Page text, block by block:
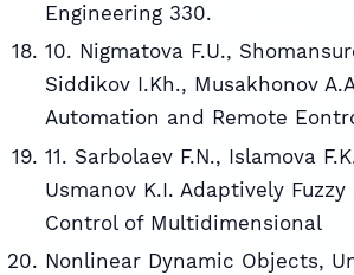
Engineering 330.
10. Nigmatova F.U.,
Siddikov I.Kh., Musakhonov
Automation and Remote
11. Sarbolaev F.N., Islamova
Usmanov K.I. Adaptively
Control of Multidimensional
Nonlinear Dynamic Objects,